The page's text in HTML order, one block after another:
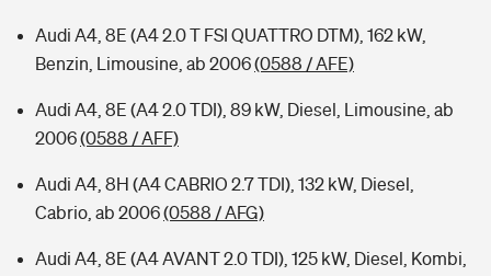
Audi A4, 8E (A4 2.0 T FSI QUATTRO DTM), 162 kW,
Benzin, Limousine, ab 2006(0588 / AFE)
Audi A4, 8E (A4 2.0 TDI), 89 kW, Diesel, Limousine, ab
2006(0588 / AFF)
Audi A4, 8H (A4 CABRIO 2.7 TDI), 132 kW, Diesel,
Cabrio, ab 2006(0588 / AFG)
Audi A4, 8E (A4 AVANT 2.0 TDI), 125 kW, Diesel, Kombi,